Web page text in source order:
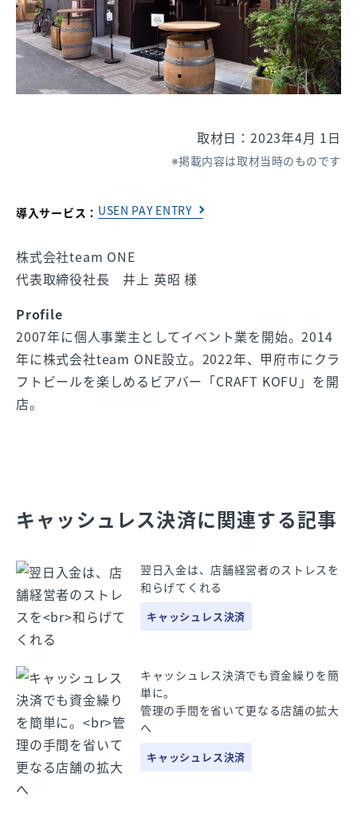
取材日：2023年4月 1日
掲載内容は取材当時のものです
導入サービス： USEN PAY ENTRY
株式会社team ONE
代表取締役社長 井上 英昭 様
Profile
2007年に個人事業主としてイベント業を開始。2014
年に株式会社team ONE設立。2022年、甲府市にクラ
フトビールを楽しめるビアバー「CRAFT KOFU」を開
店。
キャッシュレス決済に関連する記事
翌日入金は、店舗経営者のストレスを
和らげてくれる
キャッシュレス決済
キャッシュレス決済でも資金繰りを簡
単に。
管理の手間を省いて更なる店舗の拡大
へ
キャッシュレス決済